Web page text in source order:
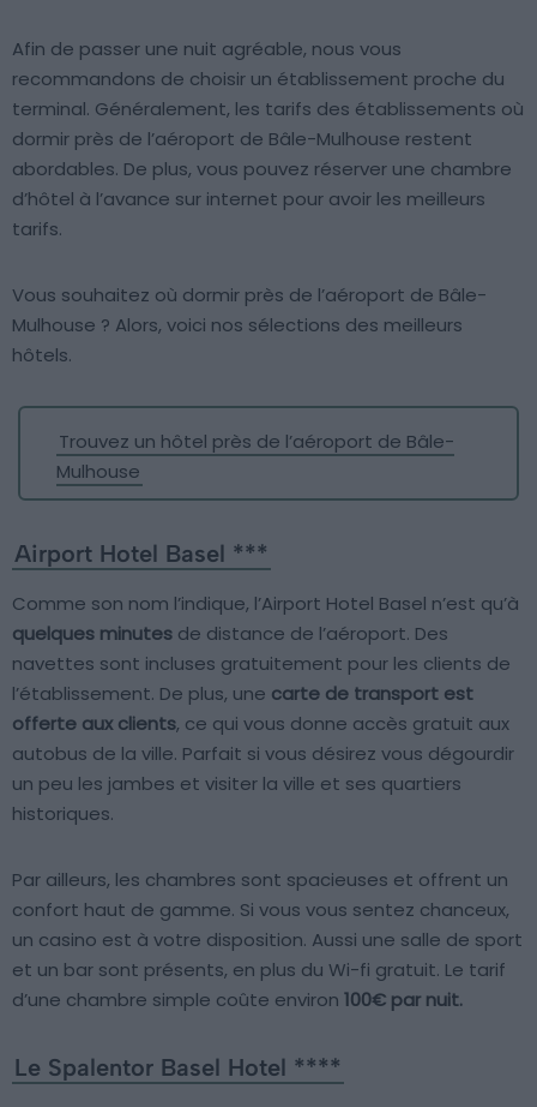
Afin de passer une nuit agréable, nous vous
recommandons de choisir un établissement proche du
terminal. Généralement, les tarifs des établissements où
dormir près de l’aéroport de Bâle-Mulhouse restent
abordables. De plus, vous pouvez réserver une chambre
d’hôtel à l’avance sur internet pour avoir les meilleurs
tarifs.
Vous souhaitez où dormir près de l’aéroport de Bâle-
Mulhouse ? Alors, voici nos sélections des meilleurs
hôtels.
Trouvez un hôtel près de l’aéroport de Bâle-
Mulhouse
Airport Hotel Basel ***
Comme son nom l’indique, l’Airport Hotel Basel n’est qu’à
quelques minutes de distance de l’aéroport. Des
navettes sont incluses gratuitement pour les clients de
l’établissement. De plus, une carte de transport est
offerte aux clients, ce qui vous donne accès gratuit aux
autobus de la ville. Parfait si vous désirez vous dégourdir
un peu les jambes et visiter la ville et ses quartiers
historiques.
Par ailleurs, les chambres sont spacieuses et offrent un
confort haut de gamme. Si vous vous sentez chanceux,
un casino est à votre disposition. Aussi une salle de sport
et un bar sont présents, en plus du Wi-fi gratuit. Le tarif
d’une chambre simple coûte environ 100€ par nuit.
Le Spalentor Basel Hotel ****